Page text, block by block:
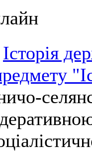
Історія